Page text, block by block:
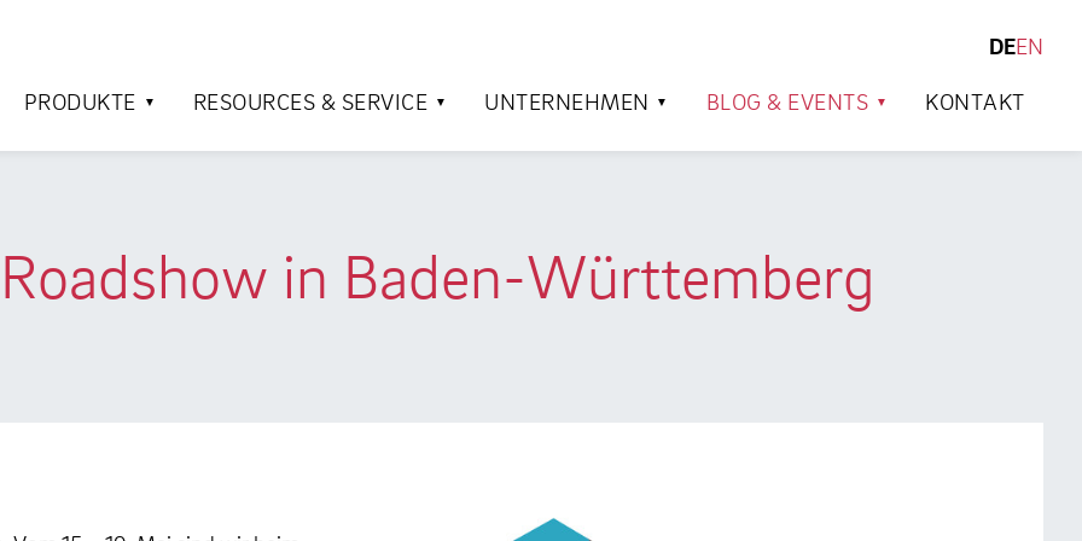
DEEN
PRODUKTE
RESOURCES & SERVICE UNTERNEHMEN BLOG & EVENTS KONTAKT
in Baden-Württemberg